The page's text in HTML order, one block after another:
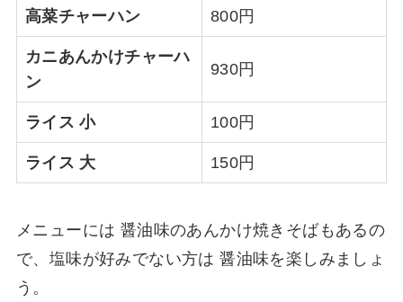
高菜チャーハン 800円
カニあんかけチャーハ
ン
930円
ライス 小 100円
ライス 大 150円
メニューには 醤油味のあんかけ焼きそばもあるの
で、塩味が好みでない方は 醤油味を楽しみましょ
う。